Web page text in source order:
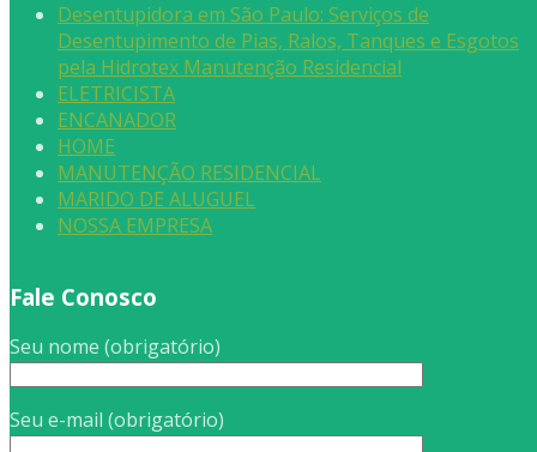
Desentupidora em São Paulo: Serviços de
Desentupimento de Pias, Ralos, Tanques e Esgotos
pela Hidrotex Manutenção Residencial
ELETRICISTA
ENCANADOR
HOME
MANUTENÇÃO RESIDENCIAL
MARIDO DE ALUGUEL
NOSSA EMPRESA
Fale Conosco
Seu nome (obrigatório)
Seu e-mail (obrigatório)